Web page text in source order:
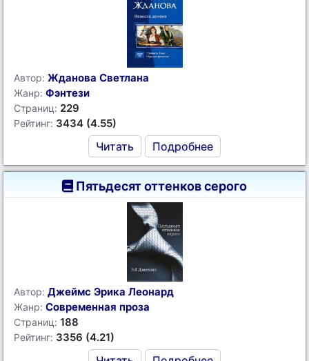
Автор: Жданова Светлана
Жанр: Фэнтези
Страниц: 229
Рейтинг: 3434 (4.55)
Читать Подробнее
Пятьдесят оттенков серого
Автор: Джеймс Эрика Леонард
Жанр: Современная проза
Страниц: 188
Рейтинг: 3356 (4.21)